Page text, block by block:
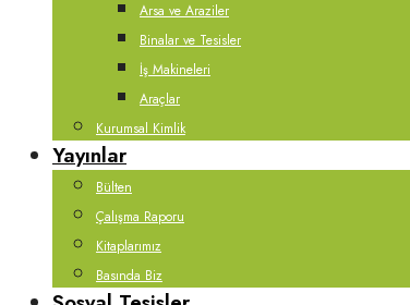
Arsa ve Araziler
Binalar ve Tesisler
İş Makineleri
Araçlar
Kurumsal Kimlik
Yayınlar
Bülten
Çalışma Raporu
Kitaplarımız
Basında Biz